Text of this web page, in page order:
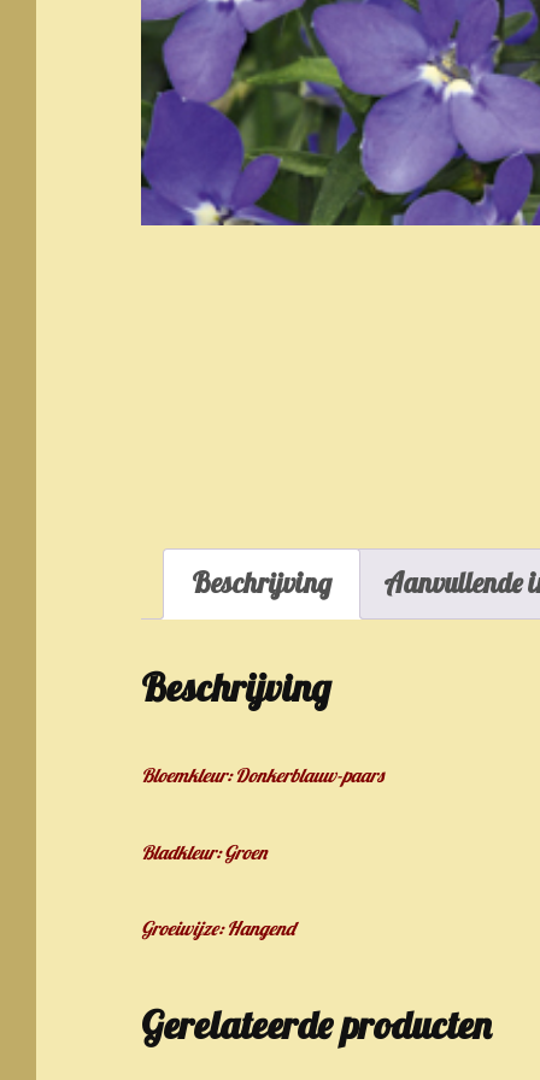
Beschrijving Aanvullende
Beschrijving
Bloemkleur: Donkerblauw-paars
Bladkleur: Groen
Groeiwijze: Hangend
Gerelateerde producten